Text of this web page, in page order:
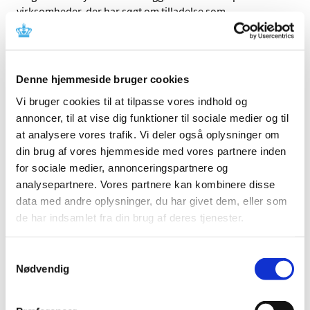
Denne hjemmeside bruger cookies
Vi bruger cookies til at tilpasse vores indhold og
annoncer, til at vise dig funktioner til sociale medier og til
at analysere vores trafik. Vi deler også oplysninger om
din brug af vores hjemmeside med vores partnere inden
for sociale medier, annonceringspartnere og
analysepartnere. Vores partnere kan kombinere disse
data med andre oplysninger, du har givet dem, eller som
de har indsamlet fra din brug af deres tjenester.
Nødvendig
virksomheder, der har søgt om tilladelse som
Suspendering af Europharma DK ApS'
lægemidler
|8. november 2017|
Lægemiddelstyrelsen har tirsdag den 7. november 2017
suspenderet Europharma DK ApS’ tilladelser med…
Ny Enhedschef til Enheden for
Lægemiddelsikkerhed og Medicinsk Udstyr
|3. november 2017 |
Jens Piero Quartarolo er ansat som ny enhedchef og
kommer til at indgå i Lægemiddelstyrelsens…
Det er igen muligt at ansøge om tilladelse til